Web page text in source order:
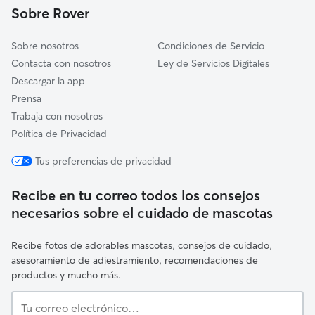
Masquefa
Sobre Rover
Sobre nosotros
Contacta con nosotros
Descargar la app
Prensa
Trabaja con nosotros
Política de Privacidad
Condiciones de Servicio
Ley de Servicios Digitales
Tus preferencias de privacidad
Recibe en tu correo todos los consejos
necesarios sobre el cuidado de mascotas
Recibe fotos de adorables mascotas, consejos de cuidado,
asesoramiento de adiestramiento, recomendaciones de
productos y mucho más.